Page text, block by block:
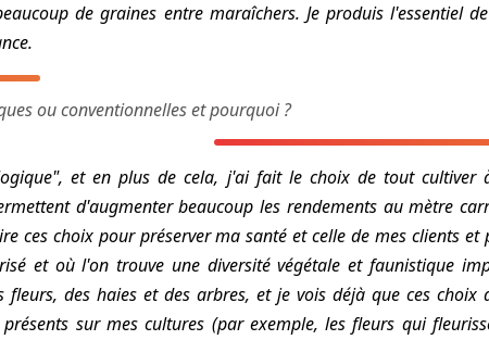
de graines entre maraîchers. Je produis l'essentiel
ou conventionnelles et pourquoi ?
et en plus de cela, j'ai fait le choix de tout cultiver
d'augmenter beaucoup les rendements au mètre
ces choix pour préserver ma santé et celle de mes clients et
et où l'on trouve une diversité végétale et faunistique
des haies et des arbres, et je vois déjà que ces choix
sur mes cultures (par exemple, les fleurs qui